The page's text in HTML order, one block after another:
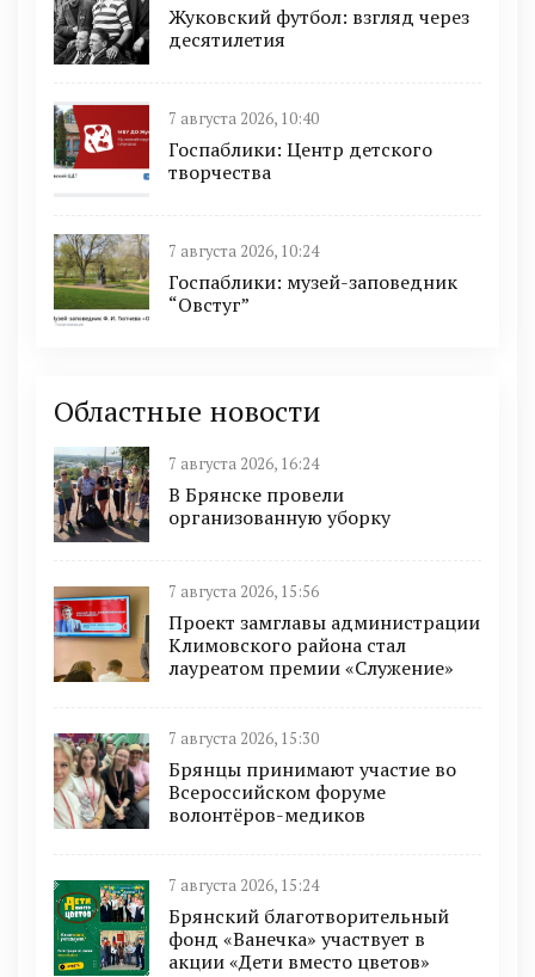
Жуковский футбол: взгляд через
десятилетия
7 августа 2026, 10:40
Госпаблики: Центр детского
творчества
7 августа 2026, 10:24
Госпаблики: музей-заповедник
“Овстуг”
Областные новости
7 августа 2026, 16:24
В Брянске провели
организованную уборку
7 августа 2026, 15:56
Проект замглавы администрации
Климовского района стал
лауреатом премии «Служение»
7 августа 2026, 15:30
Брянцы принимают участие во
Всероссийском форуме
волонтёров-медиков
7 августа 2026, 15:24
Брянский благотворительный
фонд «Ванечка» участвует в
акции «Дети вместо цветов»